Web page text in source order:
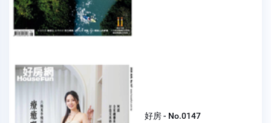
好房 - No.0147